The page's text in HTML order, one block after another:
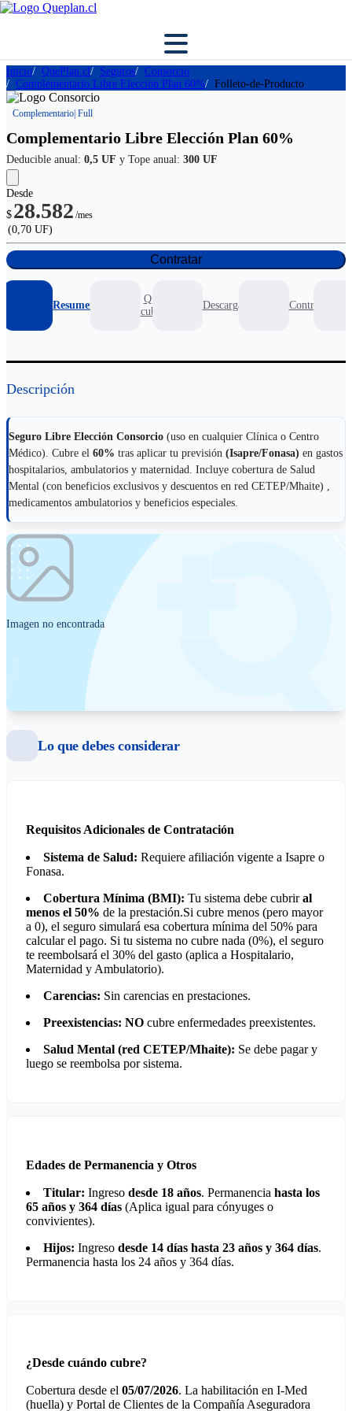
Inicio QuePlan.cl Seguros
Consorcio
Complementario Libre Elección Plan 60%
Folleto-de-Producto
Complementario | Full
Complementario Libre Elección Plan 60%
Deducible anual: 0,5 UF y Tope anual: 300 UF
Desde
$ 28.582 /mes
(0,70 UF)
Contratar
Resumen
Que
cubre
Descargables Contratar
Descripción
Seguro Libre Elección Consorcio (uso en cualquier Clínica o Centro
Médico). Cubre el 60% tras aplicar tu previsión (Isapre/Fonasa) en gastos
hospitalarios, ambulatorios y maternidad. Incluye cobertura de Salud
Mental (con beneficios exclusivos y descuentos en red CETEP/Mhaite) ,
medicamentos ambulatorios y beneficios especiales.
Imagen no encontrada
Lo que debes considerar
Requisitos Adicionales de Contratación
Sistema de Salud: Requiere afiliación vigente a Isapre o
Fonasa.
Cobertura Mínima (BMI): Tu sistema debe cubriral
menos el 50% de la prestación.Si cubre menos (pero mayor
a 0), el seguro simulará esa cobertura mínima del 50% para
calcular el pago. Si tu sistema no cubre nada (0%), el seguro
te reembolsará el 30% del gasto (aplica a Hospitalario,
Maternidad y Ambulatorio).
Carencias: Sin carencias en prestaciones.
Preexistencias: NO cubre enfermedades preexistentes.
Salud Mental (red CETEP/Mhaite): Se debe pagar y
luego se reembolsa por sistema.
Edades de Permanencia y Otros
Titular: Ingreso desde 18 años. Permanencia hasta los
65 años y 364 días (Aplica igual para cónyuges o
convivientes).
Hijos: Ingreso desde 14 días hasta 23 años y 364 días.
Permanencia hasta los 24 años y 364 días.
¿Desde cuándo cubre?
Cobertura desde el 05/07/2026. La habilitación en I-Med
(huella) y Portal de Clientes de la Compañía Aseguradora